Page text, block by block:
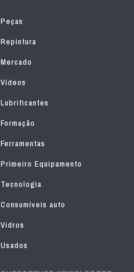
Peças
Repintura
Mercado
Vídeos
Lubrificantes
Formação
Ferramentas
Primeiro Equipamento
Tecnologia
Consumíveis auto
Vidros
Usados